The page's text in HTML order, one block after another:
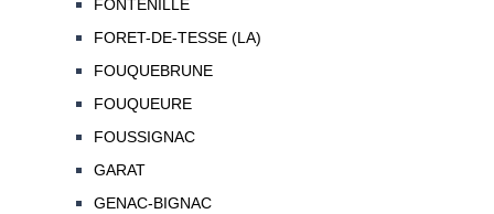
FONTENILLE
FORET-DE-TESSE (LA)
FOUQUEBRUNE
FOUQUEURE
FOUSSIGNAC
GARAT
GENAC-BIGNAC